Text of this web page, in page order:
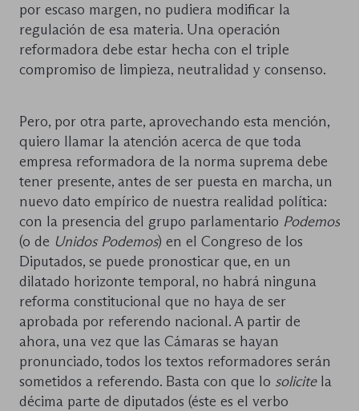
por escaso margen, no pudiera modificar la
regulación de esa materia. Una operación
reformadora debe estar hecha con el triple
compromiso de limpieza, neutralidad y consenso.
Pero, por otra parte, aprovechando esta mención,
quiero llamar la atención acerca de que toda
empresa reformadora de la norma suprema debe
tener presente, antes de ser puesta en marcha, un
nuevo dato empírico de nuestra realidad política:
con la presencia del grupo parlamentario Podemos
(o de Unidos Podemos) en el Congreso de los
Diputados, se puede pronosticar que, en un
dilatado horizonte temporal, no habrá ninguna
reforma constitucional que no haya de ser
aprobada por referendo nacional. A partir de
ahora, una vez que las Cámaras se hayan
pronunciado, todos los textos reformadores serán
sometidos a referendo. Basta con que lo solicitela
décima parte de diputados (éste es el verbo